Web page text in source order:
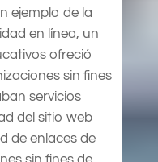
ejemplo de la
en línea, un
ofreció
sin fines
servicios
del sitio web
de enlaces de